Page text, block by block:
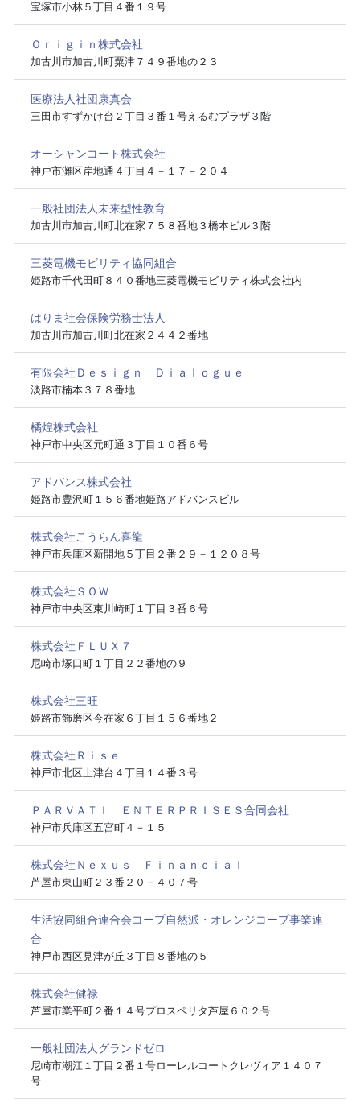
宝塚市小林５丁目４番１９号
Ｏｒｉｇｉｎ株式会社
加古川市加古川町粟津７４９番地の２３
医療法人社団康真会
三田市すずかけ台２丁目３番１号えるむブラザ３階
オーシャンコート株式会社
神戸市灘区岸地通４丁目４－１７－２０４
一般社団法人未来型性教育
加古川市加古川町北在家７５８番地３橋本ビル３階
三菱電機モビリティ協同組合
姫路市千代田町８４０番地三菱電機モビリティ株式会社内
はりま社会保険労務士法人
加古川市加古川町北在家２４４２番地
有限会社Ｄｅｓｉｇｎ Ｄｉａｌｏｇｕｅ
淡路市楠本３７８番地
橘煌株式会社
神戸市中央区元町通３丁目１０番６号
アドバンス株式会社
姫路市豊沢町１５６番地姫路アドバンスビル
株式会社こうらん喜龍
神戸市兵庫区新開地５丁目２番２９－１２０８号
株式会社ＳＯＷ
神戸市中央区東川崎町１丁目３番６号
株式会社ＦＬＵＸ７
尼崎市塚口町１丁目２２番地の９
株式会社三旺
姫路市飾磨区今在家６丁目１５６番地２
株式会社Ｒｉｓｅ
神戸市北区上津台４丁目１４番３号
ＰＡＲＶＡＴＩ ＥＮＴＥＲＰＲＩＳＥＳ合同会社
神戸市兵庫区五宮町４－１５
株式会社Ｎｅｘｕｓ Ｆｉｎａｎｃｉａｌ
芦屋市東山町２３番２０－４０７号
生活協同組合連合会コープ自然派・オレンジコープ事業連
合
神戸市西区見津が丘３丁目８番地の５
株式会社健禄
芦屋市業平町２番１４号プロスペリタ芦屋６０２号
一般社団法人グランドゼロ
尼崎市潮江１丁目２番１号ローレルコートクレヴィア１４０７
号